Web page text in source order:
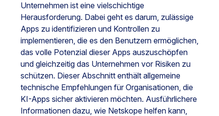
Unternehmen ist eine vielschichtige
Herausforderung. Dabei geht es darum, zulässige
Apps zu identifizieren und Kontrollen zu
implementieren, die es den Benutzern ermöglichen,
das volle Potenzial dieser Apps auszuschöpfen
und gleichzeitig das Unternehmen vor Risiken zu
schützen. Dieser Abschnitt enthält allgemeine
technische Empfehlungen für Organisationen, die
KI-Apps sicher aktivieren möchten. Ausführlichere
Informationen dazu, wie Netskope helfen kann,